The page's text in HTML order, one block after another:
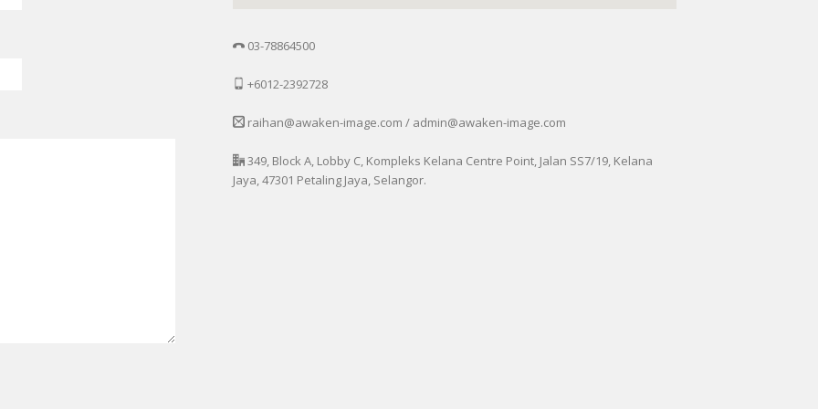
03-78864500
+6012-2392728
raihan@awaken-image.com / admin@awaken-image.com
349, Block A, Lobby C, Kompleks Kelana Centre Point, Jalan SS7/19, Kelana
Jaya, 47301 Petaling Jaya, Selangor.